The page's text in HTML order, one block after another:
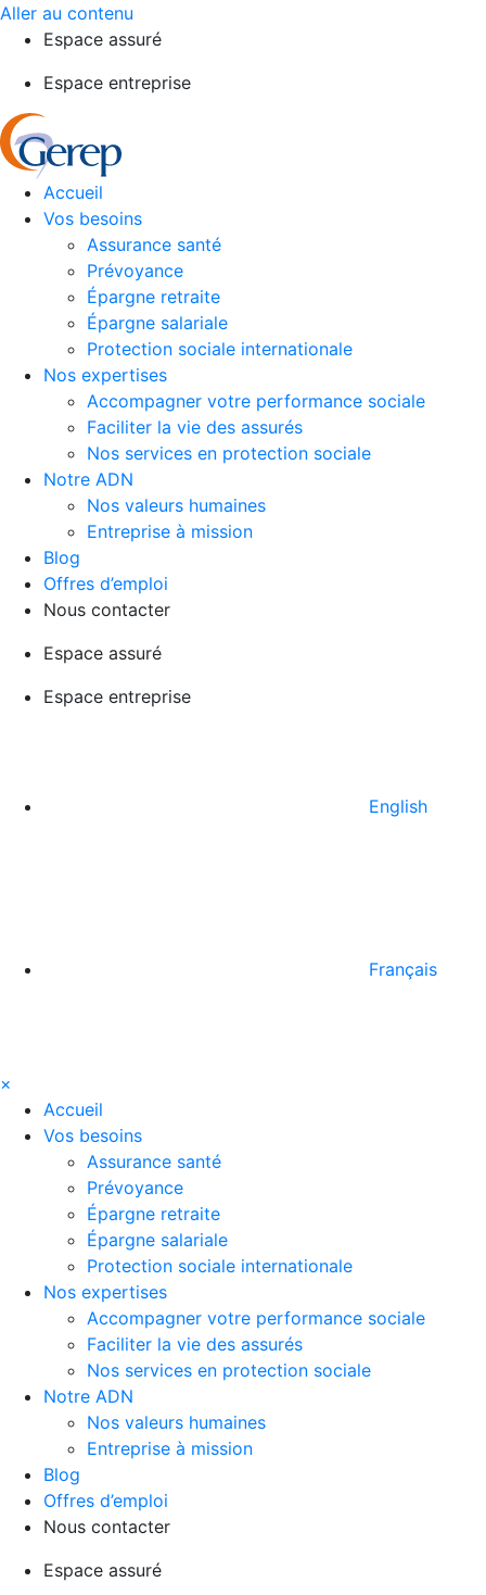
Aller au contenu
Espace assuré
Espace entreprise
Accueil
Vos besoins
Assurance santé
Prévoyance
Épargne retraite
Épargne salariale
Protection sociale internationale
Nos expertises
Accompagner votre performance sociale
Faciliter la vie des assurés
Nos services en protection sociale
Notre ADN
Nos valeurs humaines
Entreprise à mission
Blog
Offres d’emploi
Nous contacter
Espace assuré
Espace entreprise
English
Français
×
Accueil
Vos besoins
Assurance santé
Prévoyance
Épargne retraite
Épargne salariale
Protection sociale internationale
Nos expertises
Accompagner votre performance sociale
Faciliter la vie des assurés
Nos services en protection sociale
Notre ADN
Nos valeurs humaines
Entreprise à mission
Blog
Offres d’emploi
Nous contacter
Espace assuré